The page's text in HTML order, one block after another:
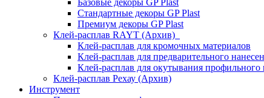
Базовые декоры GP Plast
Стандартные декоры GP Plast
Премиум декоры GP Plast
Клей-расплав RAYT (Архив)
Клей-расплав для кромочных материалов
Клей-расплав для предварительного
Клей-расплав для окутывания профильного
Клей-расплав Рехау (Архив)
Инструмент